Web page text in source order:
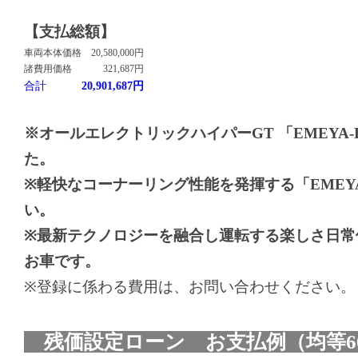
【支払総額】
車両本体価格
20,580,000円
諸費用価格
321,687円
合計 20,901,687円
※オールエレクトリックハイパーGT 「EMEYA-
た。
※軽快なコーナーリング性能を発揮する「
い。
※最新テクノロジーを融合し運転する楽しさ日
お車です。
※登録に係わる費用は、お問い合わせください。
残価設定ローン お支払例（均等